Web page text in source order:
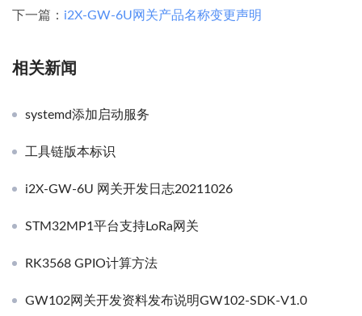
下一篇： i2X-GW-6U网关产品名称变更声明
相关新闻
systemd添加启动服务
工具链版本标识
i2X-GW-6U 网关开发日志20211026
STM32MP1平台支持LoRa网关
RK3568 GPIO计算方法
GW102网关开发资料发布说明GW102-SDK-V1.0